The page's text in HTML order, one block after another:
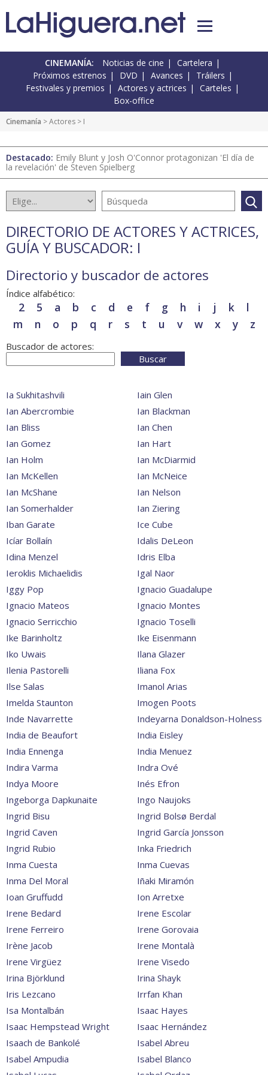
CINEMANÍA: Noticias de cine
Cartelera
Próximos estrenos
DVD Avances
Tráilers
Festivales y premios
Actores y actrices
Carteles
Box-office
Cinemanía >Actores > I
Destacado: Emily Blunt y Josh O'Connor protagonizan 'El día de
la revelación' de Steven Spielberg
DIRECTORIO DE ACTORES Y ACTRICES,
GUÍA Y BUSCADOR: I
Directorio y buscador de actores
Índice alfabético:
2 5 a b c d e f g h i j k
l
m
n o p q r s t u v w x y z
Buscador de actores:
Buscar
Ia Sukhitashvili
Iain Glen
Ian Abercrombie
Ian Blackman
Ian Bliss
Ian Chen
Ian Gomez
Ian Hart
Ian Holm
Ian McDiarmid
Ian McKellen
Ian McNeice
Ian McShane
Ian Nelson
Ian Somerhalder
Ian Ziering
Iban Garate
Ice Cube
Icíar Bollaín
Idalis DeLeon
Idina Menzel
Idris Elba
Ieroklis Michaelidis
Igal Naor
Iggy Pop
Ignacio Guadalupe
Ignacio Mateos
Ignacio Montes
Ignacio Serricchio
Ignacio Toselli
Ike Barinholtz
Ike Eisenmann
Iko Uwais
Ilana Glazer
Ilenia Pastorelli
Iliana Fox
Ilse Salas
Imanol Arias
Imelda Staunton
Imogen Poots
Inde Navarrette
Indeyarna Donaldson-Holness
India de Beaufort
India Eisley
India Ennenga
India Menuez
Indira Varma
Indra Ové
Indya Moore
Inés Efron
Ingeborga Dapkunaite
Ingo Naujoks
Ingrid Bisu
Ingrid Bolsø Berdal
Ingrid Caven
Ingrid García Jonsson
Ingrid Rubio
Inka Friedrich
Inma Cuesta
Inma Cuevas
Inma Del Moral
Iñaki Miramón
Ioan Gruffudd
Ion Arretxe
Irene Bedard
Irene Escolar
Irene Ferreiro
Irene Gorovaia
Irène Jacob
Irene Montalà
Irene Virgüez
Irene Visedo
Irina Björklund
Irina Shayk
Iris Lezcano
Irrfan Khan
Isa Montalbán
Isaac Hayes
Isaac Hempstead Wright
Isaac Hernández
Isaach de Bankolé
Isabel Abreu
Isabel Ampudia
Isabel Blanco